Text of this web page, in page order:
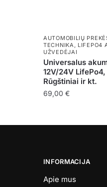
AUTOMOBILIŲ
TECHNIKA
LIFEPO4
UŽVEDĖJAI
Universalus
12V/24V
Rūgštiniai ir kt.
69,00€
INFORMACIJA
Apie mus